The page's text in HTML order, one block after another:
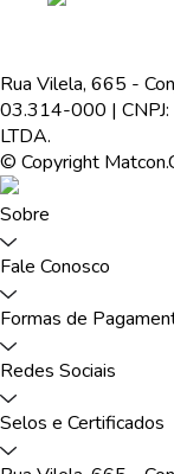
Rua Vilela, 665 -
03.314-000 |
LTDA.
© Copyright
Sobre
Fale Conosco
Formas de
Redes Sociais
Selos e Certificados